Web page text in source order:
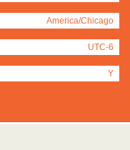
America/Chicago
UTC-6
Y